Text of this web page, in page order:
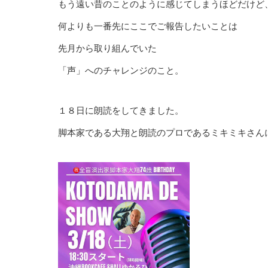
もう遠い昔のことのように感じてしまうほどだけど、
何よりも一番先にここでご報告したいことは
先月から取り組んでいた
「声」へのチャレンジのこと。
１８日に朗読をしてきました。
脚本家である大翔と朗読のプロであるミキミキさん